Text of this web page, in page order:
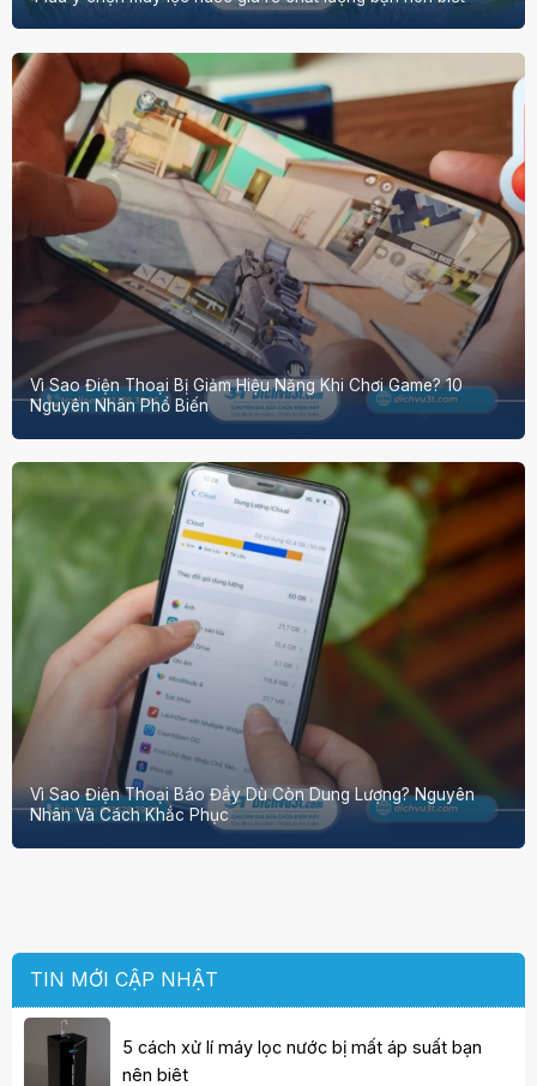
Vì Sao Điện Thoại Bị Giảm Hiệu Năng Khi Chơi Game? 10
Nguyên Nhân Phổ Biến
Vì Sao Điện Thoại Báo Đầy Dù Còn Dung Lượng? Nguyên
Nhân Và Cách Khắc Phục
TIN MỚI CẬP NHẬT
5 cách xử lí máy lọc nước bị mất áp suất bạn
nên biêt